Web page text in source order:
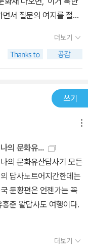
넘치는 그런 멋진 인생
서 질문의 여지를 절대
을 통해 풀이 되니, 정말
서 북한에 있는 절을 한
. 북한은 현실생활 속에
가 없다고 한다. 당연히
있지 않다. 그리고 묘
은 수려하나 장엄하지
묘향산은 장엄하고도 수
<임꺽정>에서 갖바치가
토지>에서 환이가 도망
<장길산>에서 길산의
이라니.. 궁금증이 완전
시대였고, 중국이 5호 1
일지>를 통해서가 아니
더보기
쓰기
의 문화유...
의 문화유산답사기 모든
답사노트어지간한데는
둔황편은 언젠가는 꼭
준 왈답사도 여행이다.
더보기